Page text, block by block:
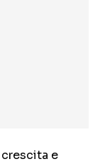
crescita e